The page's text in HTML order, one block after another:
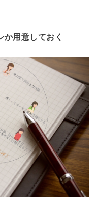
か用意しておく